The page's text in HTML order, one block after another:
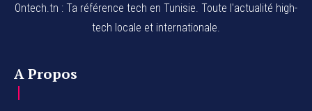
Ontech.tn : Ta référence tech en Tunisie. Toute l'actualité high-
tech locale et internationale.
A Propos